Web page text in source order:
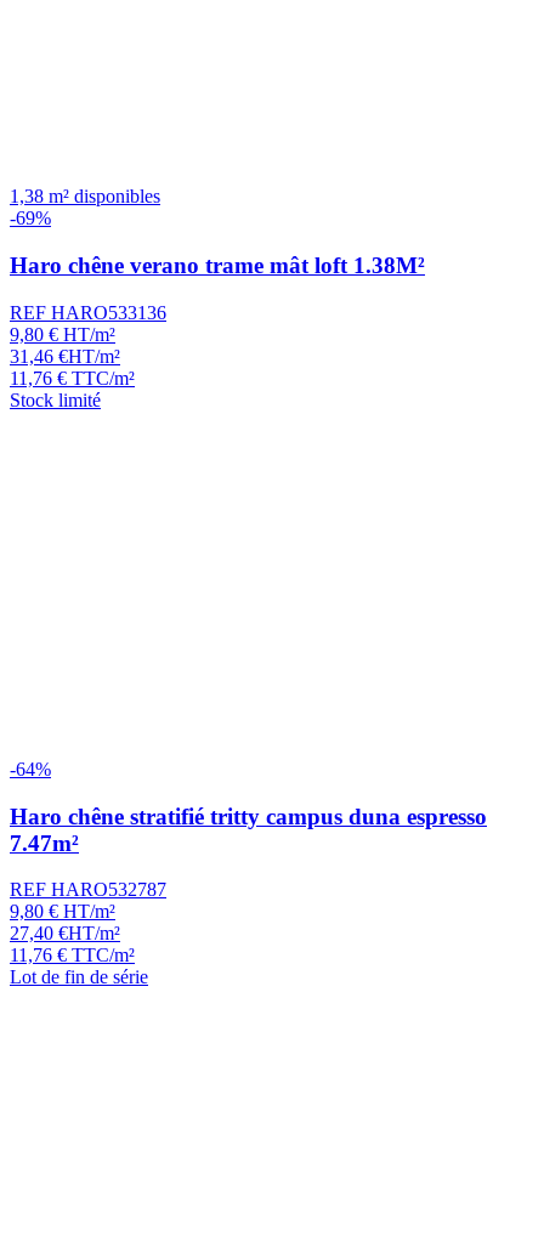
1,38 m² disponibles
-69%
Haro chêne verano trame mât loft 1.38M²
REF HARO533136
9,80 € HT/m²
31,46 €HT/m²
11,76 € TTC/m²
Stock limité
-64%
Haro chêne stratifié tritty campus duna espresso
7.47m²
REF HARO532787
9,80 € HT/m²
27,40 €HT/m²
11,76 € TTC/m²
Lot de fin de série